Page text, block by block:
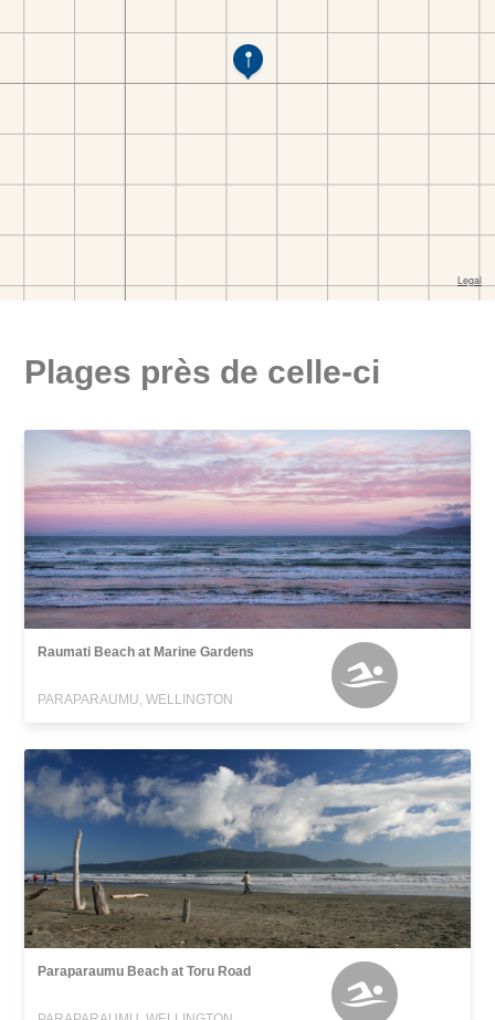
Plages près de celle-ci
Raumati Beach at Marine Gardens
PARAPARAUMU, WELLINGTON
Paraparaumu Beach at Toru Road